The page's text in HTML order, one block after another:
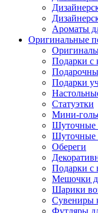
Ароматы
Оригинальные
Подарки с
Подарки
Статуэтки
Мини-
Шуточные
Шуточные
Обереги
Подарки с
Мешочки
Шарики
Сувениры
Футляры